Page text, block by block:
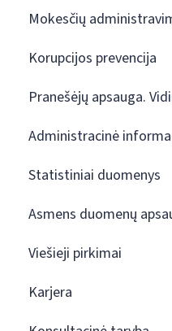
Mokesčių
Korupcijos prevencija
Pranešėjų apsauga.
Administracinė
Statistiniai duomenys
Asmens duomenų
Viešieji pirkimai
Karjera